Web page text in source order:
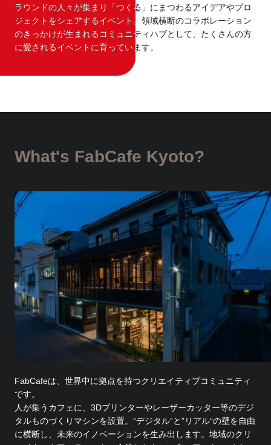
ラウンドの人々が集まり「つくる」にまつわるアイデアやプロ
ジェクトをシェアするイベント。領域横断のコラボレーション
のきっかけが生まれるコミュニティハブとして、たくさんの方
に愛されるイベントに育っています。
ラウンドの人々が集まり「つくる」にまつわるアイデアやプロ
ジェクトをシェアするイベント。領域横断のコラボレーション
のきっかけが生まれるコミュニティハブとして、たくさんの方
に愛されるイベントに育っています。
What's FabCafe Kyoto?
FabCafeは、世界中に拠点を持つクリエイティブコミュニティ
です。
人が集うカフェに、3Dプリンターやレーザーカッター等のデジ
タルものづくりマシンを設置。“デジタル“と”リアル“の壁を自由
に横断し、未来のイノベーションを生み出します。地域のクリ